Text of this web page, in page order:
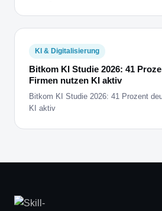
KI & Digitalisierung
Bitkom KI Studie 2026: 41
Firmen nutzen KI aktiv
Bitkom KI Studie 2026: 41 Prozent
KI aktiv